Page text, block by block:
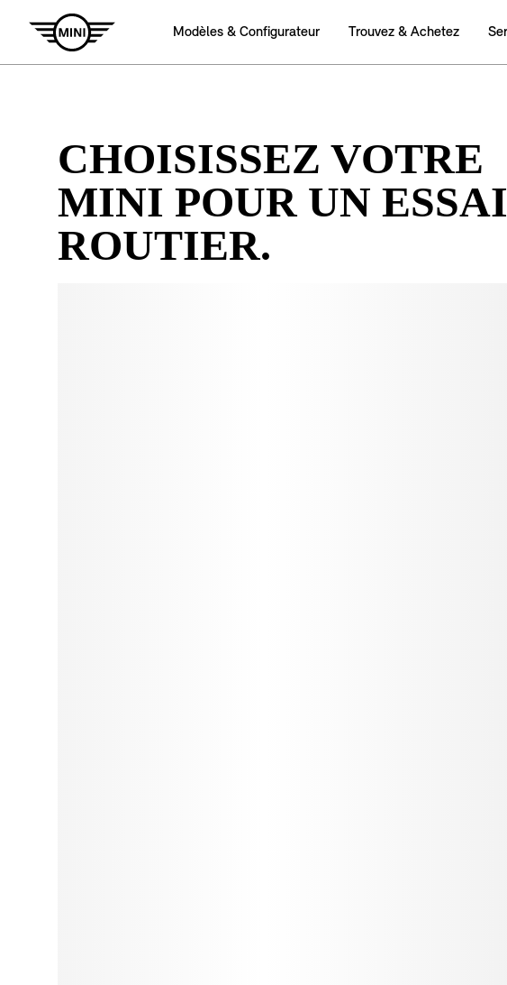
CHOISISSEZ VOTRE
MINI POUR UN ESSAI
ROUTIER.